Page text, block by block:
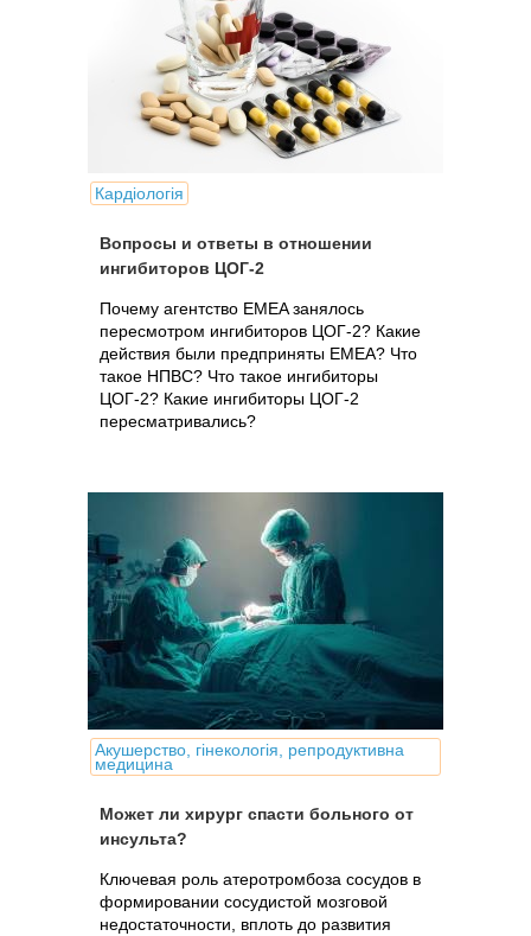
Кардіологія
Вопросы и ответы в отношении
ингибиторов ЦOГ-2
Почему агентство EMEA занялось
пересмотром ингибиторов ЦОГ-2? Какие
действия были предприняты EMEA? Что
такое НПВС? Что такое ингибиторы
ЦОГ-2? Какие ингибиторы ЦОГ-2
пересматривались?
Акушерство, гінекологія, репродуктивна
медицина
Может ли хирург спасти больного от
инсульта?
Ключевая роль атеротромбоза сосудов в
формировании сосудистой мозговой
недостаточности, вплоть до развития